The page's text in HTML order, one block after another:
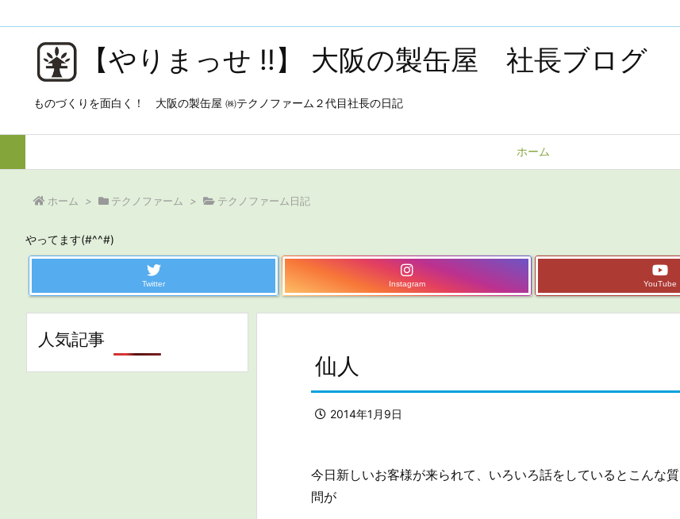
【やりまっせ !!】 大阪の製缶屋 社長ブログ
ものづくりを面白く！ 大阪の製缶屋 ㈱テクノファーム２代目社長の日記
ホーム
ホーム > テクノファーム > テクノファーム日記
やってます(#^^#)
Twitter Instagram YouTube
仙人
2014年1月9日
今日新しいお客様が来られて、いろいろ話をしているとこんな質
問が
人気記事